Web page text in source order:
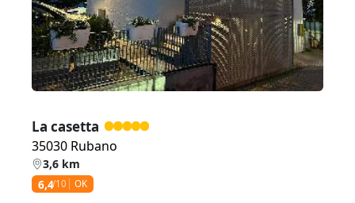
La casetta
35030 Rubano
3,6 km
6,4/10 OK